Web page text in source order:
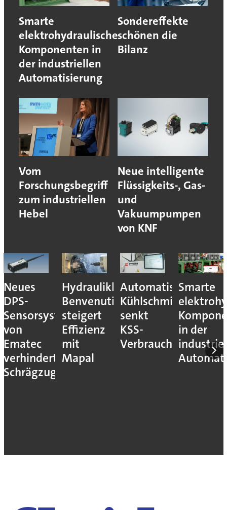
Smarte
elektrohydraulische
Komponenten in
der industriellen
Automatisierung
Sondereffekte
schönen die
Bilanz
Vom
Forschungsbegriff
zum industriellen
Hebel
Neue intelligente
Flüssigkeits-, Gas-
und
Vakuumpumpen
von KNF
Neues
DPS-
Sensorsystem
von
Ematec
verhindert
Schrägzug
Hydraulikhersteller
Benvenuti
steigert
Effizienz
mit
Mapal
Automatisiertes
senkt
KSS-
Verbrauch
Smarte
in der